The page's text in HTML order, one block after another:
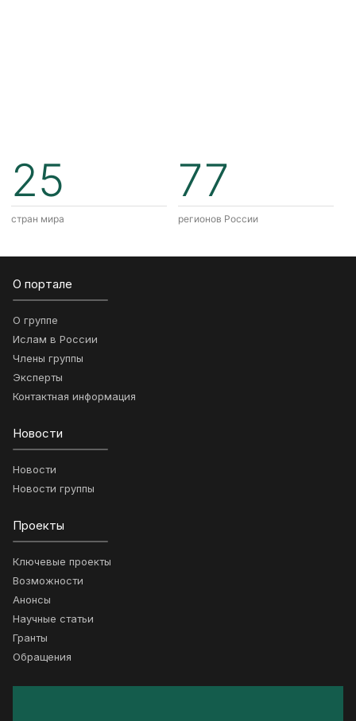
25
стран мира
77
регионов России
О портале
О группе
Ислам в России
Члены группы
Эксперты
Контактная информация
Новости
Новости
Новости группы
Проекты
Ключевые проекты
Возможности
Анонсы
Научные статьи
Гранты
Обращения